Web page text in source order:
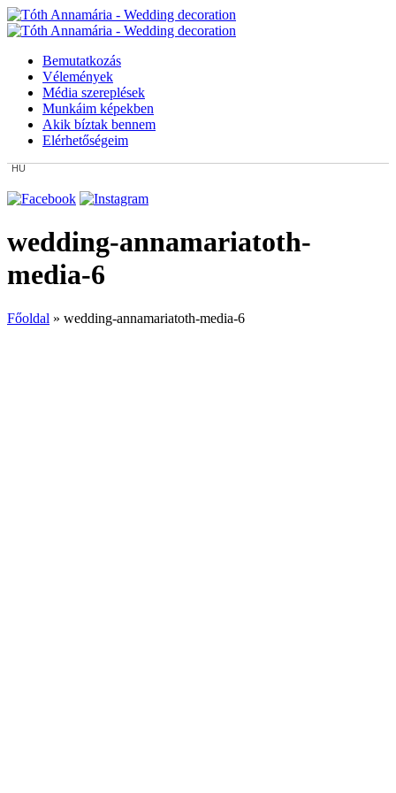
Bemutatkozás
Vélemények
Média szereplések
Munkáim képekben
Akik bíztak bennem
Elérhetőségeim
HU
wedding-annamariatoth-
media-6
Főoldal » wedding-annamariatoth-media-6